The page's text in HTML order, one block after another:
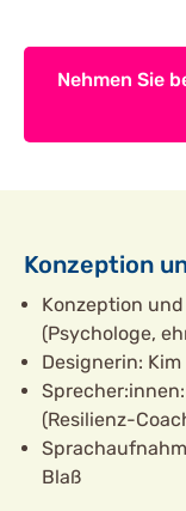
Nehmen Sie
Konzeption
Konzeption
(Psychologe,
Designerin:
(Resilienz-
Blaß